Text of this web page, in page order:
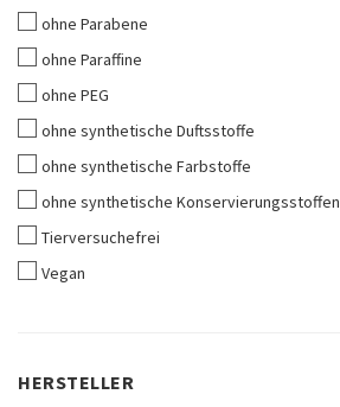
ohne Parabene
ohne Paraffine
ohne PEG
ohne synthetische Duftsstoffe
ohne synthetische Farbstoffe
ohne synthetische Konservierungsstoffen
Tierversuchefrei
Vegan
HERSTELLER
HERSTELLER